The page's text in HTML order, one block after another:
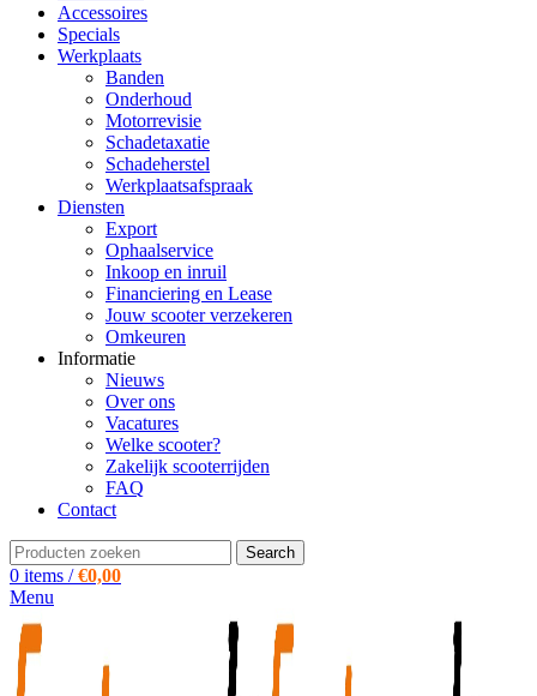
Accessoires
Specials
Werkplaats
Banden
Onderhoud
Motorrevisie
Schadetaxatie
Schadeherstel
Werkplaatsafspraak
Diensten
Export
Ophaalservice
Inkoop en inruil
Financiering en Lease
Jouw scooter verzekeren
Omkeuren
Informatie
Nieuws
Over ons
Vacatures
Welke scooter?
Zakelijk scooterrijden
FAQ
Contact
Search
0 items / €0,00
Menu